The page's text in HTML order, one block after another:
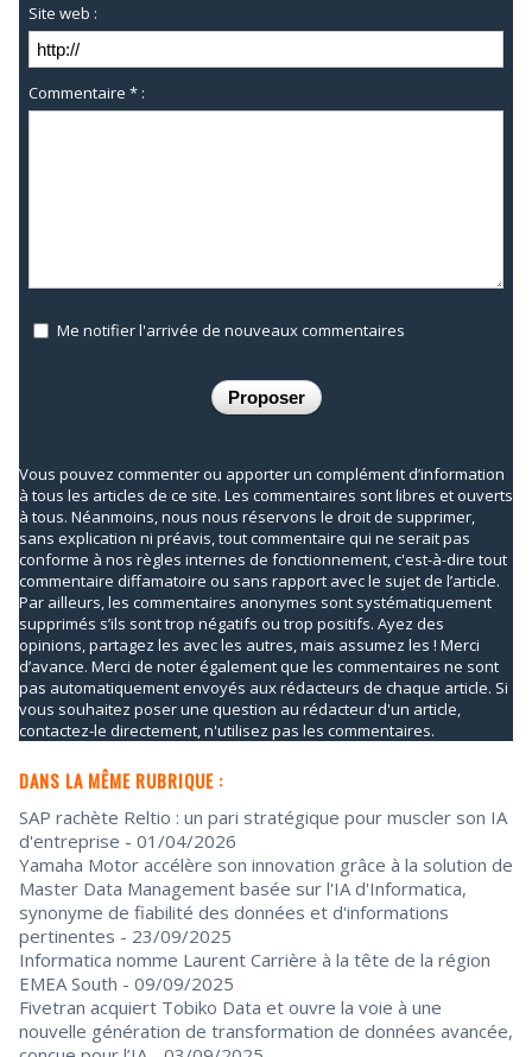
Site web :
Commentaire * :
Me notifier l'arrivée de nouveaux commentaires
Vous pouvez commenter ou apporter un complément d’information
à tous les articles de ce site. Les commentaires sont libres et ouverts
à tous. Néanmoins, nous nous réservons le droit de supprimer,
sans explication ni préavis, tout commentaire qui ne serait pas
conforme à nos règles internes de fonctionnement, c'est-à-dire tout
commentaire diffamatoire ou sans rapport avec le sujet de l’article.
Par ailleurs, les commentaires anonymes sont systématiquement
supprimés s’ils sont trop négatifs ou trop positifs. Ayez des
opinions, partagez les avec les autres, mais assumez les ! Merci
d’avance. Merci de noter également que les commentaires ne sont
pas automatiquement envoyés aux rédacteurs de chaque article. Si
vous souhaitez poser une question au rédacteur d'un article,
contactez-le directement, n'utilisez pas les commentaires.
DANS LA MÊME RUBRIQUE :
SAP rachète Reltio : un pari stratégique pour muscler son IA
d'entreprise - 01/04/2026
Yamaha Motor accélère son innovation grâce à la solution de
Master Data Management basée sur l'IA d'Informatica,
synonyme de fiabilité des données et d'informations
pertinentes - 23/09/2025
Informatica nomme Laurent Carrière à la tête de la région
EMEA South - 09/09/2025
Fivetran acquiert Tobiko Data et ouvre la voie à une
nouvelle génération de transformation de données avancée,